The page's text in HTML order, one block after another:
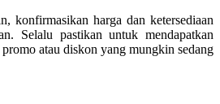
konfirmasikan harga dan ketersediaan
Selalu pastikan untuk mendapatkan
atau diskon yang mungkin sedang